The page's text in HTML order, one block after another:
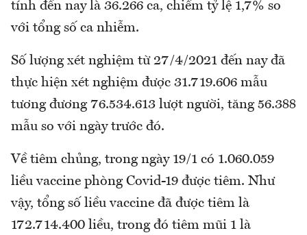
tính đến nay là 36.266 ca, chiếm tỷ lệ 1,7% so
với tổng số ca nhiễm.
Số lượng xét nghiệm từ 27/4/2021 đến nay đã
thực hiện xét nghiệm được 31.719.606 mẫu
tương đương 76.534.613 lượt người, tăng 56.388
mẫu so với ngày trước đó.
Về tiêm chủng, trong ngày 19/1 có 1.060.059
liều vaccine phòng Covid-19 được tiêm. Như
vậy, tổng số liều vaccine đã được tiêm là
172.714.400 liều, trong đó tiêm mũi 1 là